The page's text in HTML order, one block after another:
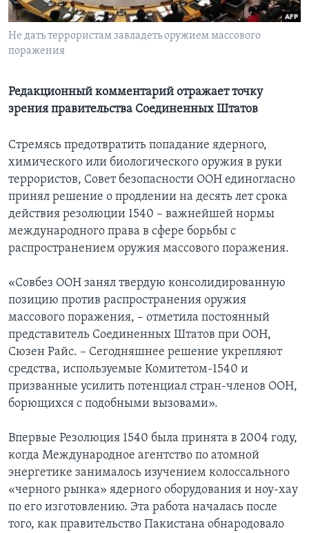
Learning English
Не дать террористам завладеть оружием массового
поражения
Редакционный комментарий отражает точку
зрения правительства Соединенных Штатов
Стремясь предотвратить попадание ядерного,
химического или биологического оружия в руки
террористов, Совет безопасности ООН единогласно
принял решение о продлении на десять лет срока
действия резолюции 1540 – важнейшей нормы
международного права в сфере борьбы с
распространением оружия массового поражения.
«Совбез ООН занял твердую консолидированную
позицию против распространения оружия
массового поражения, – отметила постоянный
представитель Соединенных Штатов при ООН,
Сюзен Райс. – Сегодняшнее решение укрепляют
средства, используемые Комитетом-1540 и
призванные усилить потенциал стран-членов ООН,
борющихся с подобными вызовами».
Впервые Резолюция 1540 была принята в 2004 году,
когда Международное агентство по атомной
энергетике занималось изучением колоссального
«черного рынка» ядерного оборудования и ноу-хау
по его изготовлению. Эта работа началась после
того, как правительство Пакистана обнародовало